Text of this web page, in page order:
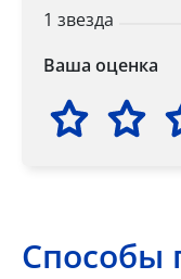
1 звезда
Ваша оценка
Способы